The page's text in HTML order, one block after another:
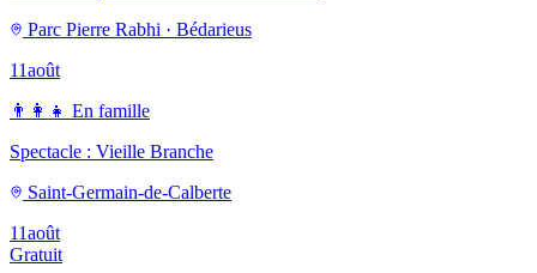
Parc Pierre Rabhi · Bédarieus
11août
👨‍👩‍👧 En famille
Spectacle : Vieille Branche
Saint-Germain-de-Calberte
11août
Gratuit